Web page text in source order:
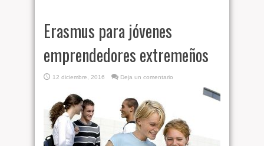
Erasmus para jóvenes
emprendedores extremeños
12 diciembre, 2016 Deja un comentario